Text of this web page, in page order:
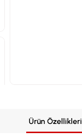
Ürün Özellikleri